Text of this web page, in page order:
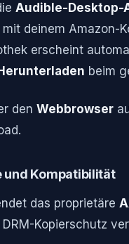
Audible-Desktop-
deinem Amazon-
erscheint
beim
den Webbrowser
und Kompatibilität
das proprietäre
Kopierschutz